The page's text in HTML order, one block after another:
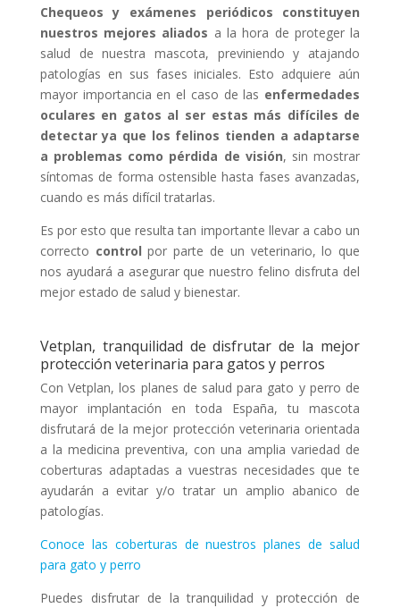
Chequeos y exámenes periódicos
constituyen
nuestros mejores aliados a la hora de proteger la
salud de nuestra mascota, previniendo y atajando
patologías en sus fases iniciales. Esto adquiere aún
mayor importancia en el caso de las enfermedades
oculares en gatos al ser estas más difíciles de
detectar ya que los felinos tienden a adaptarse
a problemas como pérdida de visión, sin mostrar
síntomas de forma ostensible hasta fases avanzadas,
cuando es más difícil tratarlas.
Es por esto que resulta tan importante llevar a cabo un
correcto control por parte de un veterinario, lo que
nos ayudará a asegurar que nuestro felino disfruta del
mejor estado de salud y bienestar.
Vetplan, tranquilidad de disfrutar de la mejor
protección veterinaria para gatos y perros
Con Vetplan, los planes de salud para gato y perro de
mayor implantación en toda España, tu mascota
disfrutará de la mejor protección veterinaria orientada
a la medicina preventiva, con una amplia variedad de
coberturas adaptadas a vuestras necesidades que te
ayudarán a evitar y/o tratar un amplio abanico de
patologías.
Conoce las coberturas de nuestros planes de salud
para gato y perro
Puedes disfrutar de la tranquilidad y protección de